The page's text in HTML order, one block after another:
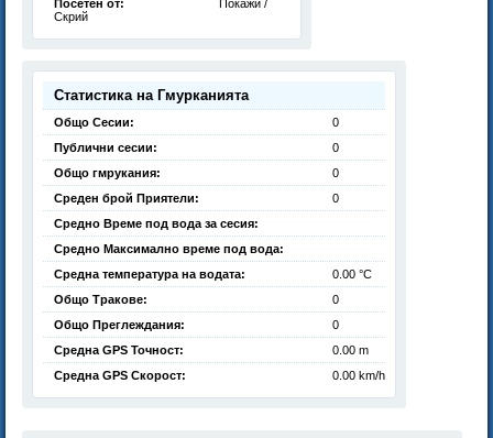
Посетен от:
Покажи /
Скрий
Статистика на Гмурканията
Общо Сесии:
0
Публични сесии:
0
Общо гмрукания:
0
Среден брой Приятели:
0
Средно Време под вода за сесия:
Средно Максимално време под вода:
Средна температура на водата:
0.00 °C
Общо Тракове:
0
Общо Преглеждания:
0
Средна GPS Точност:
0.00 m
Средна GPS Скорост:
0.00 km/h